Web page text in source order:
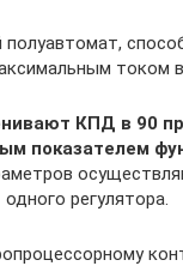
током
КПД в 90
показателем
одного регулятора.